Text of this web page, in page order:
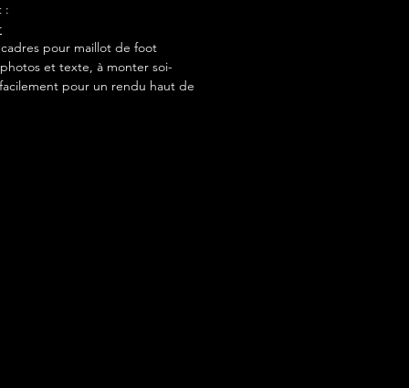
:
pour maillot de foot
et texte, à monter soi-
pour un rendu haut de